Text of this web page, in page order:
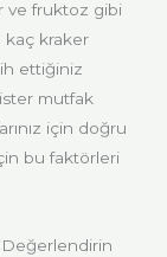
ve fruktoz gibi
kaç kraker
ettiğiniz
ister mutfak
için doğru
bu faktörleri
Değerlendirin